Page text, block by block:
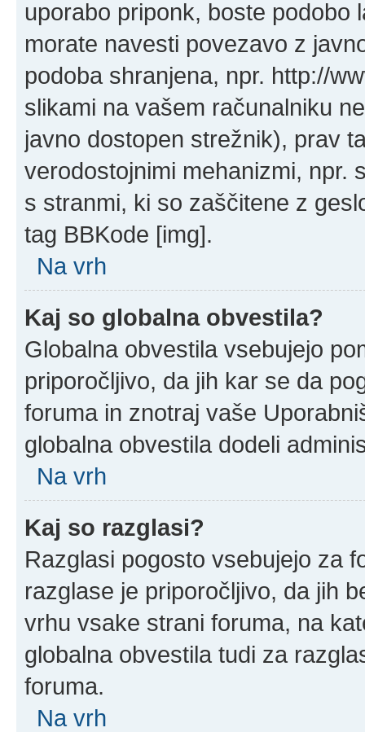
uporabo priponk, boste podobo
morate navesti povezavo z
podoba shranjena, npr. http://
slikami na vašem računalniku
javno dostopen strežnik), prav
verodostojnimi mehanizmi, npr.
s stranmi, ki so zaščitene z
tag BBKode [img].
Na vrh
Kaj so globalna obvestila?
Globalna obvestila vsebujejo
priporočljivo, da jih kar se da
foruma in znotraj vaše
globalna obvestila dodeli
Na vrh
Kaj so razglasi?
Razglasi pogosto vsebujejo za
razglase je priporočljivo, da jih
vrhu vsake strani foruma, na
globalna obvestila tudi za
foruma.
Na vrh